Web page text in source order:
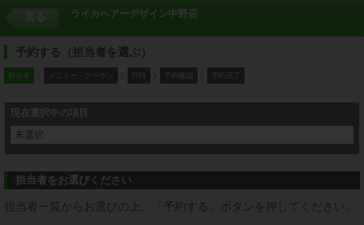
戻る ライカヘアーデザイン中野店
予約する（担当者を選ぶ）
担当者 メニュー・クーポン 予約確認 予約完了
現在選択中の項目
未選択
担当者をお選びください
担当者一覧からお選びの上、「予約する」ボタンを押してください。